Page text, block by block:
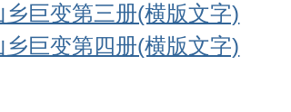
乡巨变第三册(横版文字)
乡巨变第四册(横版文字)